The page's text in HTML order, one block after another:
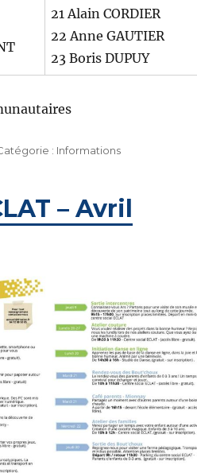
21 Alain CORDIER
22 Anne GAUTIER
23 Boris DUPUY
Catégories
Informations
– Avril